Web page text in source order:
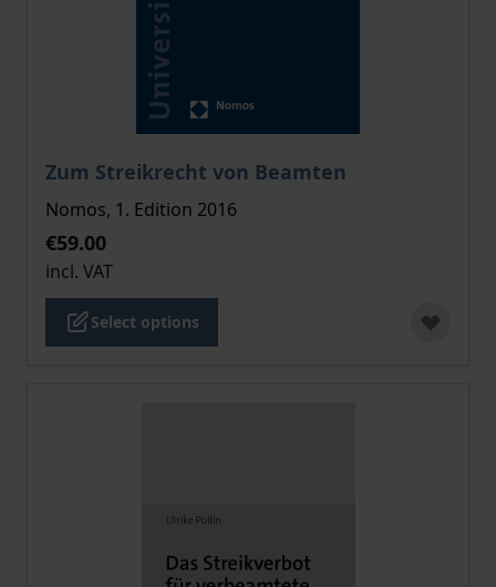
Zum Streikrecht von Beamten
The price depends on the options chosen on the
Nomos, 1. Edition 2016
€59.00
incl. VAT
Select options